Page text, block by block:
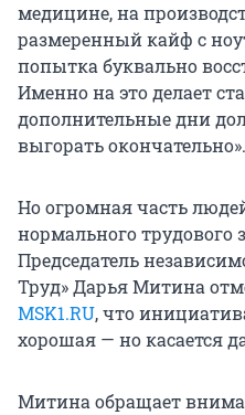
медицине, на
размеренный кайф с
попытка буквально
Именно на это делает
дополнительные дни
выгорать окончательно».
Но огромная часть
нормального трудового
Председатель
Труд» Дарья Митина
MSK1.RU, что
хорошая — но касается
Митина обращает